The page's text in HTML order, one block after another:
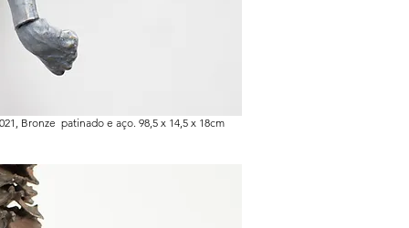
Bronze patinado e aço. 98,5 x 14,5 x 18cm